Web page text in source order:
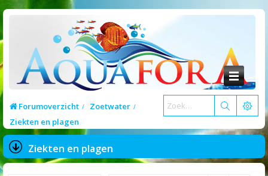
Forumoverzicht
Zoetwater
Ziekten en plagen
Ziekten en plagen